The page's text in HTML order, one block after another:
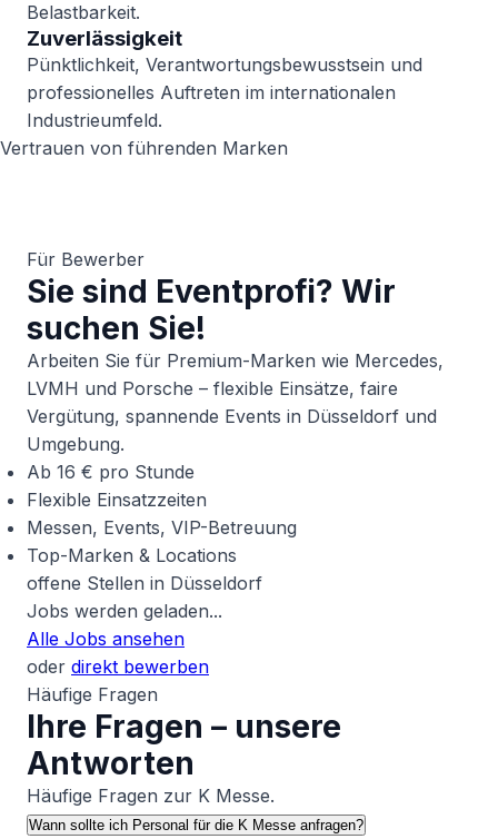
Belastbarkeit.
Zuverlässigkeit
Pünktlichkeit, Verantwortungsbewusstsein und
professionelles Auftreten im internationalen
Industrieumfeld.
Vertrauen von führenden Marken
Für Bewerber
Sie sind Eventprofi? Wir
suchen Sie!
Arbeiten Sie für Premium-Marken wie Mercedes,
LVMH und Porsche – flexible Einsätze, faire
Vergütung, spannende Events in Düsseldorf und
Umgebung.
Ab 16 € pro Stunde
Flexible Einsatzzeiten
Messen, Events, VIP-Betreuung
Top-Marken & Locations
offene Stellen in Düsseldorf
Jobs werden geladen...
Alle Jobs ansehen
oder direkt bewerben
Häufige Fragen
Ihre Fragen – unsere
Antworten
Häufige Fragen zur K Messe.
Wann sollte ich Personal für die K Messe anfragen?